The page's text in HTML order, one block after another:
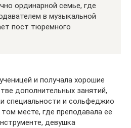
ординарной семье, где
в музыкальной
пост тюремного
и получала хорошие
дополнительных занятий,
специальности и сольфеджио
месте, где преподавала ее
девушка